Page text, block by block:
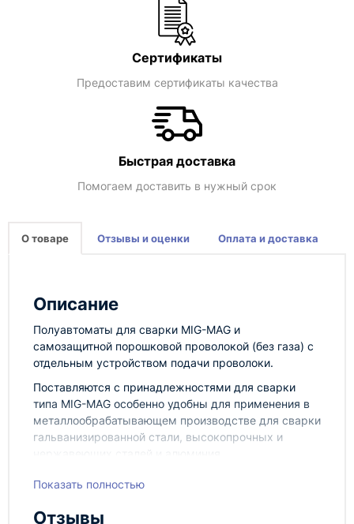
Сертификаты
Предоставим сертификаты качества
Быстрая доставка
Помогаем доставить в нужный срок
О товаре Отзывы и оценки Оплата и доставка
Описание
Полуавтоматы для сварки MIG-MAG и
самозащитной порошковой проволокой (без газа) с
отдельным устройством подачи проволоки.
Поставляются с принадлежностями для сварки
типа MIG-MAG особенно удобны для применения в
металлообрабатывающем производстве для сварки
гальванизированной стали, высокопрочных и
нержавеющих сталей и алюминия
регулирование скорости подачи проволоки в
материала, защитного газа и диаметра проволоки
Показать полностью
Отзывы